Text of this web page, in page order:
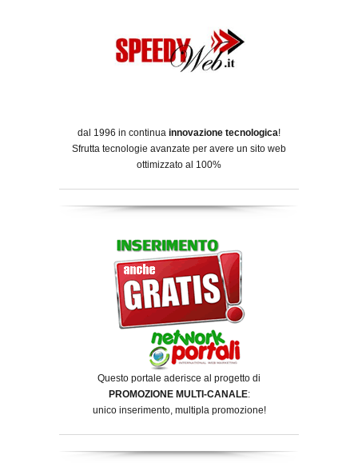
dal 1996 in continua innovazione tecnologica!
Sfrutta tecnologie avanzate per avere un sito web
ottimizzato al 100%
Questo portale aderisce al progetto di
PROMOZIONE MULTI-CANALE:
unico inserimento, multipla promozione!